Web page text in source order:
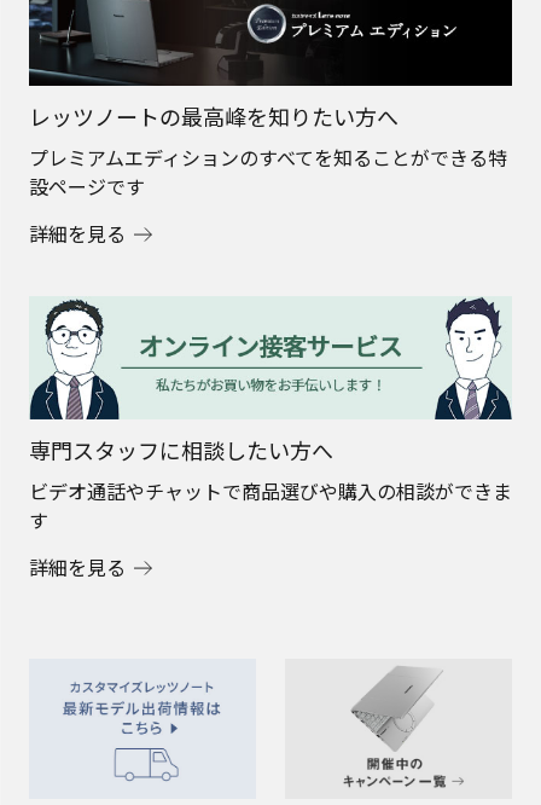
レッツノートの最高峰を知りたい方へ
プレミアムエディションのすべてを知ることができる特
設ページです
詳細を見る
専門スタッフに相談したい方へ
ビデオ通話やチャットで商品選びや購入の相談ができま
す
詳細を見る